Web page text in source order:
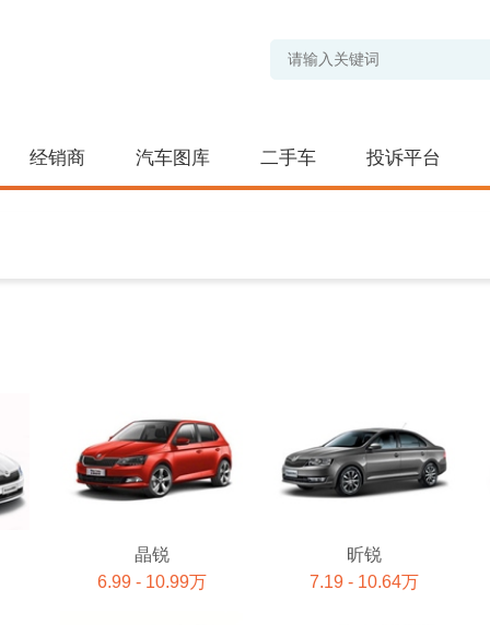
经销商 汽车图库 二手车 投诉平台
晶锐
6.99 - 10.99万
昕锐
7.19 - 10.64万